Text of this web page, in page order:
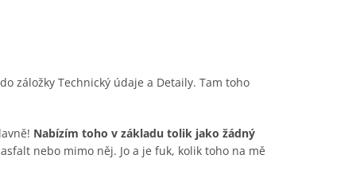
záložky Technický údaje a Detaily. Tam toho
Nabízím toho v základu tolik jako žádný
nebo mimo něj. Jo a je fuk, kolik toho na mě